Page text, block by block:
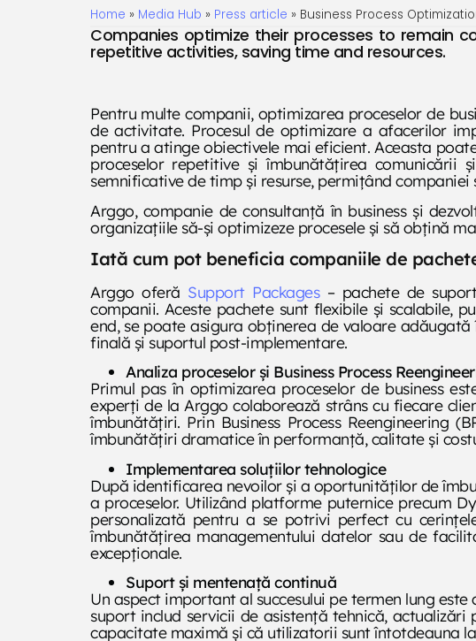
Home » Media Hub » Press article » Business Process
Companies optimize their processes to remain
repetitive activities, saving time and resources.
Pentru multe companii, optimizarea proceselor de
de activitate. Procesul de optimizare a afacerilor
pentru a atinge obiectivele mai eficient. Aceasta
proceselor repetitive și îmbunătățirea comunicării
semnificative de timp și resurse, permițând
Arggo, companie de consultanță în business și
organizațiile să-și optimizeze procesele și să obțină
Iată cum pot beneficia companiile de
Arggo oferă Support Packages– pachete de
companii. Aceste pachete sunt flexibile și scalabile,
end, se poate asigura obținerea de valoare
finală și suportul post-implementare.
Analiza proceselor și Business Process
Primul pas în optimizarea proceselor de business
experți de la Arggo colaborează strâns cu fiecare
îmbunătățiri. Prin Business Process Reengineering
îmbunătățiri dramatice în performanță, calitate și
Implementarea soluțiilor tehnologice
După identificarea nevoilor și a oportunităților de
a proceselor. Utilizând platforme puternice precum
personalizată pentru a se potrivi perfect cu
îmbunătățirea managementului datelor sau de
excepționale.
Suport și mentenață continuă
Un aspect important al succesului pe termen lung
suport includ servicii de asistență tehnică,
capacitate maximă și că utilizatorii sunt întotdeauna